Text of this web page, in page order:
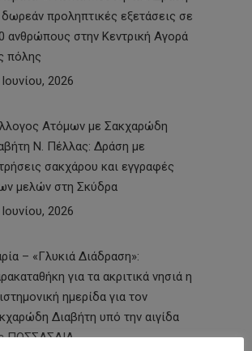
προληπτικές εξετάσεις σε
ανθρώπους στην Κεντρική Αγορά
πόλης
2026
Ατόμων με Σακχαρώδη
Ν. Πέλλας: Δράση με
σακχάρου και εγγραφές
μελών στη Σκύδρα
2026
– «Γλυκιά Διάδραση»:
για τα ακριτικά νησιά η
ημερίδα για τον
Διαβήτη υπό την αιγίδα
ΠΟΣΣΑΣΔΙΑ